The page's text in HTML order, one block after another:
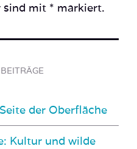
sind mit * markiert.
der Oberfläche
Kultur und wilde